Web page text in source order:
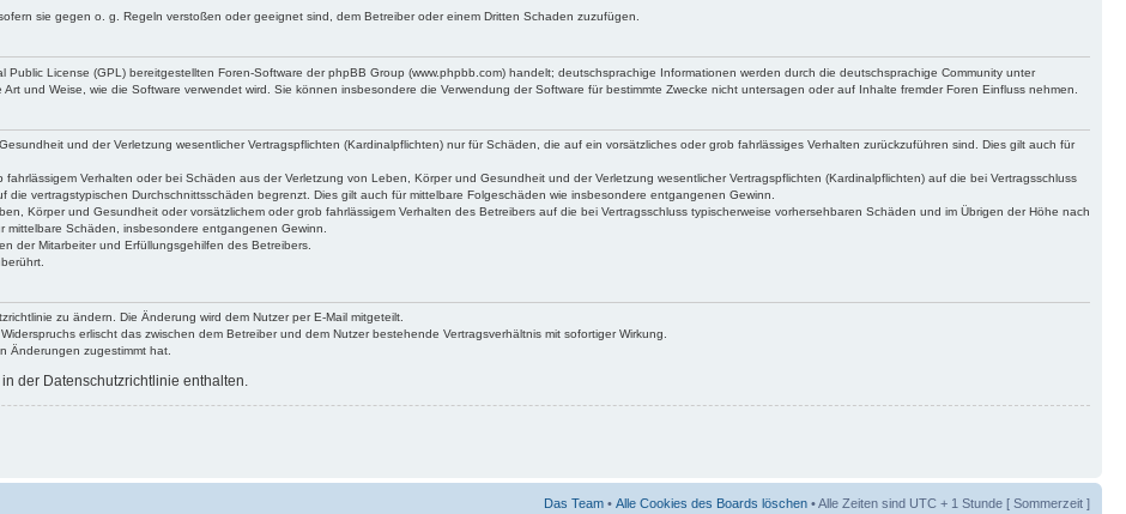
sie gegen o. g. Regeln verstoßen oder geeignet sind, dem Betreiber oder einem Dritten Schaden zuzufügen.
License (GPL) bereitgestellten Foren-Software der phpBB Group (www.phpbb.com) handelt; deutschsprachige Informationen werden durch die deutschsprachige Community unter
und Weise, wie die Software verwendet wird. Sie können insbesondere die Verwendung der Software für bestimmte Zwecke nicht untersagen oder auf Inhalte fremder Foren Einfluss nehmen.
und der Verletzung wesentlicher Vertragspflichten (Kardinalpflichten) nur für Schäden, die auf ein vorsätzliches oder grob fahrlässiges Verhalten zurückzuführen sind. Dies gilt auch für
Verhalten oder bei Schäden aus der Verletzung von Leben, Körper und Gesundheit und der Verletzung wesentlicher Vertragspflichten (Kardinalpflichten) auf die bei Vertragsschluss
vertragstypischen Durchschnittsschäden begrenzt. Dies gilt auch für mittelbare Folgeschäden wie insbesondere entgangenen Gewinn.
Körper und Gesundheit oder vorsätzlichem oder grob fahrlässigem Verhalten des Betreibers auf die bei Vertragsschluss typischerweise vorhersehbaren Schäden und im Übrigen der Höhe nach
Schäden, insbesondere entgangenen Gewinn.
der Mitarbeiter und Erfüllungsgehilfen des Betreibers.
zu ändern. Die Änderung wird dem Nutzer per E-Mail mitgeteilt.
erlischt das zwischen dem Betreiber und dem Nutzer bestehende Vertragsverhältnis mit sofortiger Wirkung.
Änderungen zugestimmt hat.
der Datenschutzrichtlinie enthalten.
Das Team • Alle Cookies des Boards löschen • Alle Zeiten sind UTC + 1 Stunde [ Sommerzeit ]